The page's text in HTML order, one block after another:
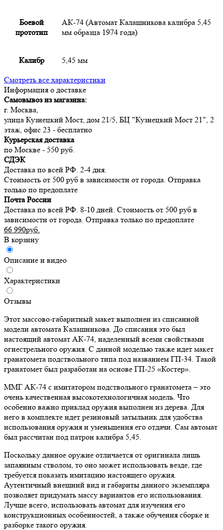
Боевой
прототип
АК-74 (Автомат Калашникова калибра 5,45
мм образца 1974 года)
Калибр 5,45 мм
Смотреть все характеристики
Информация о доставке
Самовывоз из магазина:
г. Москва,
улица Кузнецкий Мост, дом 21/5, БЦ "Кузнецкий Мост 21", 2
этаж, офис 23 - бесплатно
Курьерская доставка
по Москве - 550 руб.
СДЭК
Доставка по всей РФ. 2-4 дня.
Стоимость от 500 руб в зависимости от города. Отправка
только по предоплате
Почта России
Доставка по всей РФ. 8-10 дней. Стоимость от 500 руб в
зависимости от города. Отправка только по предоплате
66 990руб.
В корзину
Описание и видео
Характеристики
Отзывы
Этот массово-габаритный макет выполнен из списанной
модели автомата Калашникова. До списания это был
настоящий автомат АК-74, наделенный всеми свойствами
огнестрельного оружия. С данной моделью также идет макет
гранатомета подствольного типа под названием ГП-34. Такой
гранатомет был разработан на основе ГП-25 «Костер».
ММГ АК-74 с имитатором подствольного гранатомета – это
очень качественная высокотехнологичная модель. Что
особенно важно приклад оружия выполнен из дерева. Для
него в комплекте идет резиновый затыльник для удобства
использования оружия и уменьшения его отдачи. Сам автомат
был рассчитан под патрон калибра 5,45.
Поскольку данное оружие отличается от оригинала лишь
запаянным стволом, то оно может использовать везде, где
требуется показать имитацию настоящего оружия.
Аутентичный внешний вид и габариты данного экземпляра
позволяет придумать массу вариантов его использования.
Лучше всего, использовать автомат для изучения его
конструкционных особенностей, а также обучения сборке и
разборке такого оружия.